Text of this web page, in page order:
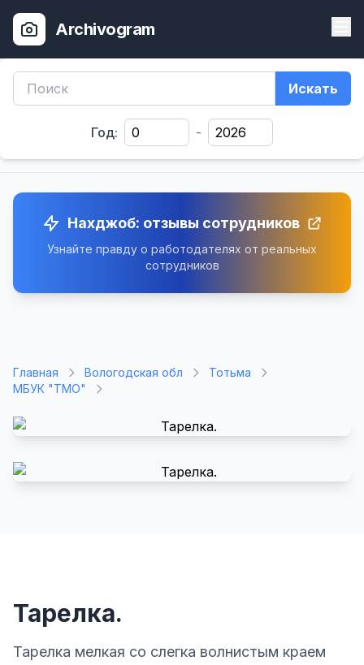
Archivogram
Искать
Год: -
Нахджоб: отзывы сотрудников
Узнайте правду о работодателях от реальных
сотрудников
Главная Вологодская обл
Тотьма
МБУК "ТМО"
Тарелка.
Тарелка мелкая со слегка волнистым краем